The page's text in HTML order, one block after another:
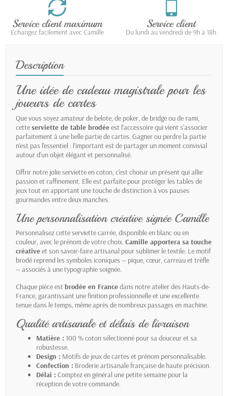
Service client maximum
Echangez facilement avec Camille
Service client
Du lundi au vendredi de 9h à 18h
Description
Une idée de cadeau magistrale pour les
joueurs de cartes
Que vous soyez amateur de belote, de poker, de bridge ou de rami,
cetteserviette de table brodéeest l'accessoire qui vient s'associer
parfaitement à une belle partie de cartes. Gagner ou perdre la partie
n'est pas l'essentiel : l'important est de partager un moment convivial
autour d'un objet élégant et personnalisé.
Offrir notre jolie serviette en coton, c'est choisir un présent qui allie
passion et raffinement. Elle est parfaite pour protéger les tables de
jeux tout en apportant une touche de distinction à vos pauses
gourmandes entre deux manches.
Une personnalisation créative signée Camille
Personnalisez cette serviette carrée, disponible en blanc ou en
couleur, avec le prénom de votre choix.Camille apportera sa touche
créativeet son savoir-faire artisanal pour sublimer le textile. Le motif
brodé reprend les symboles iconiques — pique, cœur, carreau et trèfle
— associés à une typographie soignée.
Chaque pièce est brodée en Francedans notre atelier des Hauts-de-
France, garantissant une finition professionnelle et une excellente
tenue dans le temps, même après de nombreux passages en machine.
Qualité artisanale et délais de livraison
Matière : 100 % coton sélectionné pour sa douceur et sa
robustesse.
Design : Motifs de jeux de cartes et prénom personnalisable.
Confection : Broderie artisanale française de haute précision.
Délai : Comptez en général une petite semaine pour la
réception de votre commande.